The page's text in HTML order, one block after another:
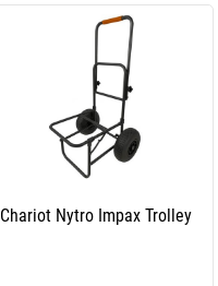
Chariot Nytro Impax Trolley